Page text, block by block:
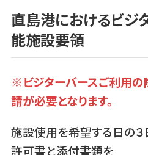
直島港におけるビジ
能施設要領
※ビジターバースご利用の
請が必要となります。
施設使用を希望する日の３
許可書と添付書類を